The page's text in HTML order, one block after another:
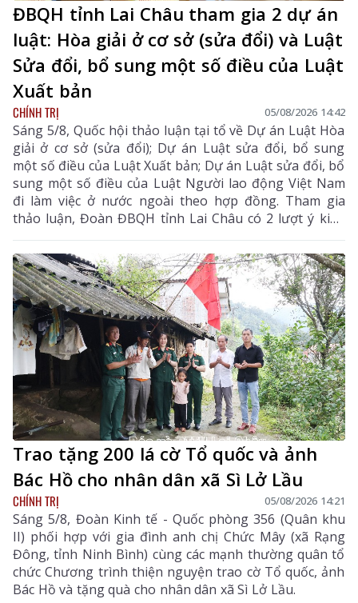
ĐBQH tỉnh Lai Châu tham gia 2 dự án
luật: Hòa giải ở cơ sở (sửa đổi) và Luật
Sửa đổi, bổ sung một số điều của Luật
Xuất bản
CHÍNH TRỊ 05/08/2026 14:42
Sáng 5/8, Quốc hội thảo luận tại tổ về Dự án Luật Hòa
giải ở cơ sở (sửa đổi); Dự án Luật sửa đổi, bổ sung
một số điều của Luật Xuất bản; Dự án Luật sửa đổi, bổ
sung một số điều của Luật Người lao động Việt Nam
đi làm việc ở nước ngoài theo hợp đồng. Tham gia
thảo luận, Đoàn ĐBQH tỉnh Lai Châu có 2 lượt ý kiến
đối với Dự án Luật Hòa giải ở cơ sở (sửa đổi) và Dự án
Luật sửa đổi, bổ sung một số điều của Luật Xuất bản.
Trao tặng 200 lá cờ Tổ quốc và ảnh
Bác Hồ cho nhân dân xã Sì Lở Lầu
CHÍNH TRỊ 05/08/2026 14:21
Sáng 5/8, Đoàn Kinh tế - Quốc phòng 356 (Quân khu
II) phối hợp với gia đình anh chị Chức Mây (xã Rạng
Đông, tỉnh Ninh Bình) cùng các mạnh thường quân tổ
chức Chương trình thiện nguyện trao cờ Tổ quốc, ảnh
Bác Hồ và tặng quà cho nhân dân xã Sì Lở Lầu.